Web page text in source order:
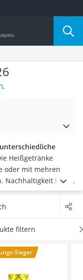
unterschiedliche
Heißgetränke
oder mit mehren
Nachhaltigkeit liegt
von Pukka laut
Sie jetzt
den
für den
hier im August
Selection Bio Tee
filtern
Sieger